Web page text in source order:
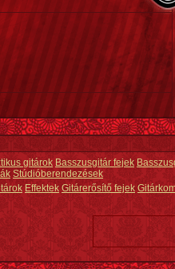
gitárok Basszusgitár fejek
Stúdióberendezések
Effektek Gitárerősítő fejek